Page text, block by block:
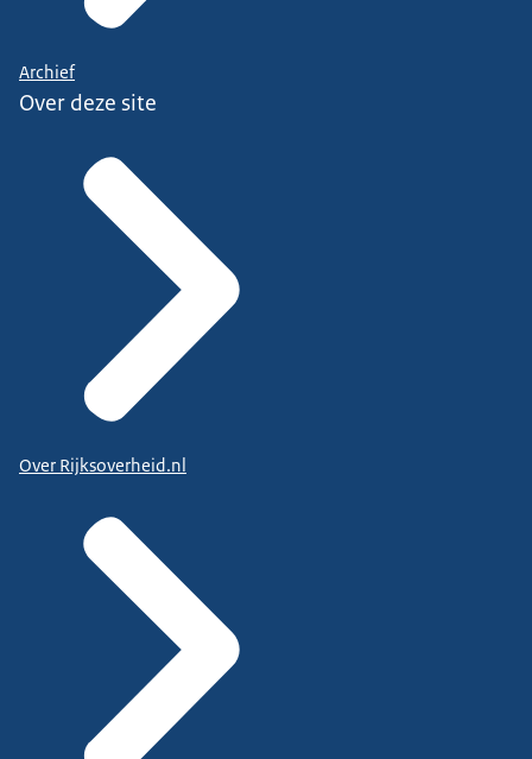
Archief
Over deze site
Over Rijksoverheid.nl